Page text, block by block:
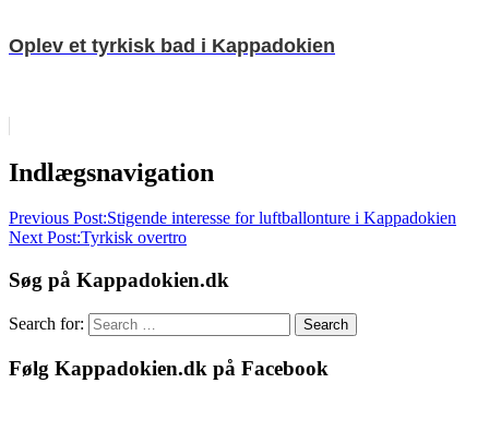
Oplev et tyrkisk bad i Kappadokien
Guld
i
i
TyrkietTyrkiet
Indlægsnavigation
Previous Post:Stigende interesse for luftballonture i Kappadokien
Next Post:Tyrkisk overtro
Søg på Kappadokien.dk
Search for: Search
Følg Kappadokien.dk på Facebook